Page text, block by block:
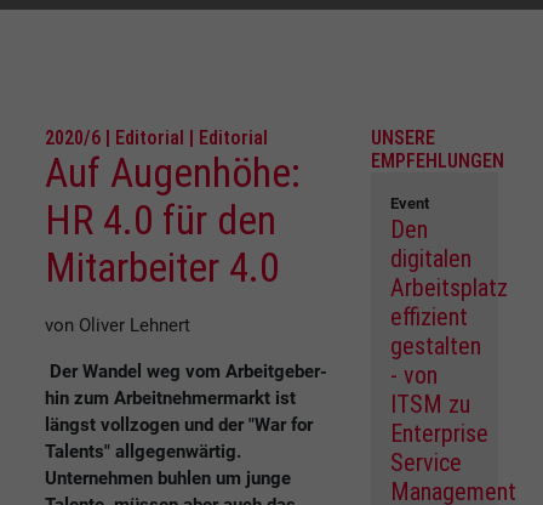
2020/6 | Editorial | Editorial
Auf Augenhöhe:
HR 4.0 für den
Mitarbeiter 4.0
von Oliver Lehnert
Der Wandel weg vom Arbeitgeber-
hin zum Arbeitnehmermarkt ist
längst vollzogen und der "War for
Talents" allgegenwärtig.
Unternehmen buhlen um junge
UNSERE
EMPFEHLUNGEN
Event
Den
digitalen
Arbeitsplatz
effizient
gestalten
- von
ITSM zu
Enterprise
Service
Management